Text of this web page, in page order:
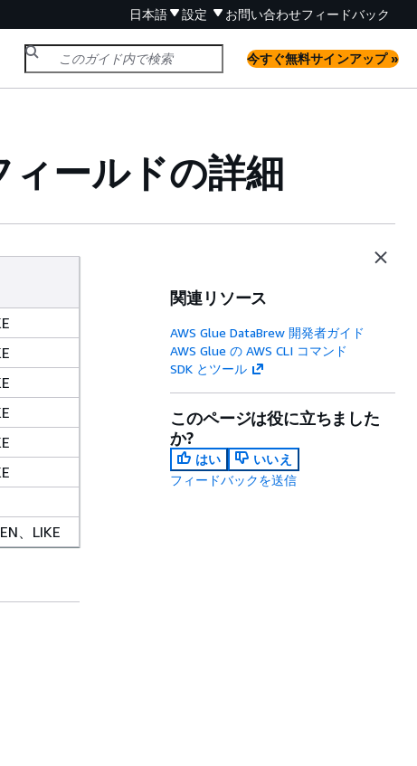
日本語 設定 お問い合わせフィードバック
今すぐ無料サインアップ »
ールドの詳細
、LIKE
関連リソース
AWS Glue DataBrew 開発者ガイド
AWS Glue の AWS CLI コマンド
SDK とツール
このページは役に立ちました
か?
はい
いいえ
フィードバックを送信